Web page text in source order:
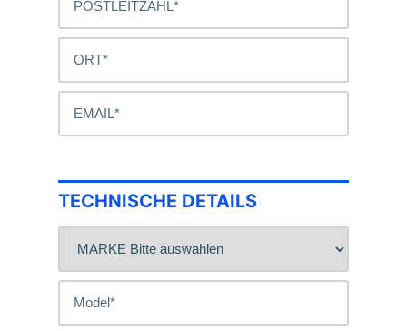
TECHNISCHE DETAILS